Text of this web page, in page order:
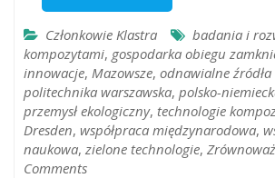
Członkowie Klastra badania i
kompozytami, gospodarka obiegu
innowacje, Mazowsze, odnawialne
politechnika warszawska, polsko-
przemysł ekologiczny, technologie
Dresden, współpraca międzynarodowa,
naukowa, zielone technologie,
Comments